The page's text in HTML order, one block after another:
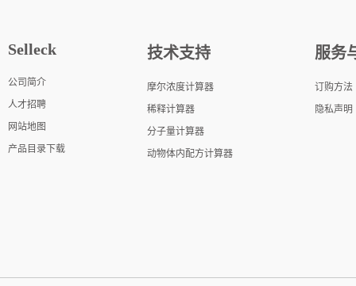
Selleck
公司简介
人才招聘
网站地图
产品目录下载
技术支持
摩尔浓度计算器
稀释计算器
分子量计算器
动物体内配方计算器
服务
订购方法
隐私声明